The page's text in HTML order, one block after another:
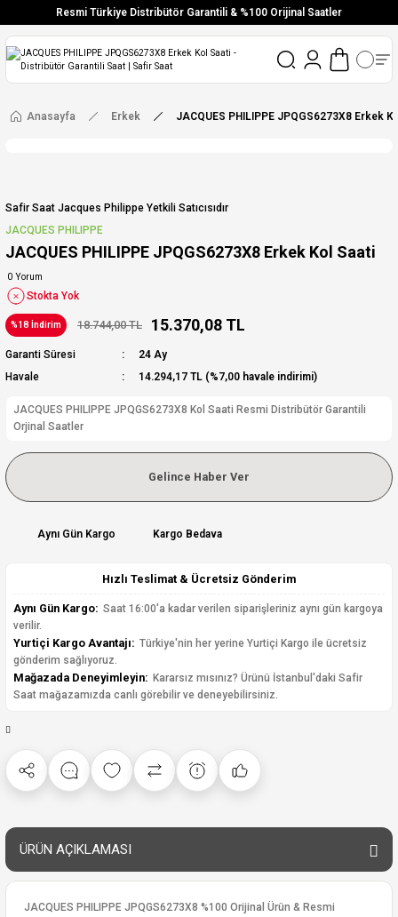
Resmi Türkiye Distribütör Garantili & %100 Orijinal Saatler
Vade Farksız 6 Taksit
Aynı Gün Stoktan Gönderim
Ücretsiz Kargo
Anasayfa Erkek JACQUES PHILIPPE JPQGS6273X8 Erkek
Safir Saat Jacques Philippe Yetkili Satıcısıdır
JACQUES PHILIPPE
JACQUES PHILIPPE JPQGS6273X8 Erkek Kol Saati
0 Yorum
Stokta Yok
%18 İndirim 18.744,00 TL 15.370,08 TL
Garanti Süresi
24 Ay
Havale
14.294,17 TL (%7,00 havale indirimi)
JACQUES PHILIPPE JPQGS6273X8 Kol Saati Resmi Distribütör Garantili
Orjinal Saatler
Gelince Haber Ver
Aynı Gün Kargo Kargo Bedava
Hızlı Teslimat & Ücretsiz Gönderim
Aynı Gün Kargo: Saat 16:00'a kadar verilen siparişleriniz aynı gün kargoya
verilir.
Yurtiçi Kargo Avantajı: Türkiye'nin her yerine Yurtiçi Kargo ile ücretsiz
gönderim sağlıyoruz.
Mağazada Deneyimleyin: Kararsız mısınız? Ürünü İstanbul'daki Safir
Saat mağazamızda canlı görebilir ve deneyebilirsiniz.
ÜRÜN AÇIKLAMASI
JACQUES PHILIPPE JPQGS6273X8 %100 Orijinal Ürün & Resmi